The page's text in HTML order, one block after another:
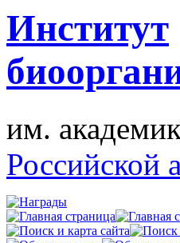
Институт
им.
Российской